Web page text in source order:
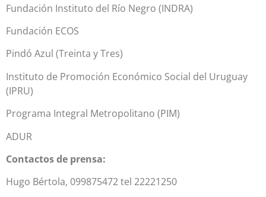
Fundación Instituto del Río Negro (INDRA)
Fundación ECOS
Pindó Azul (Treinta y Tres)
Instituto de Promoción Económico Social del Uruguay
(IPRU)
Programa Integral Metropolitano (PIM)
ADUR
Contactos de prensa:
Hugo Bértola, 099875472 tel 22221250